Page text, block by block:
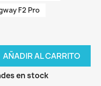
F2 Pro
AÑADIR AL CARRITO
en stock